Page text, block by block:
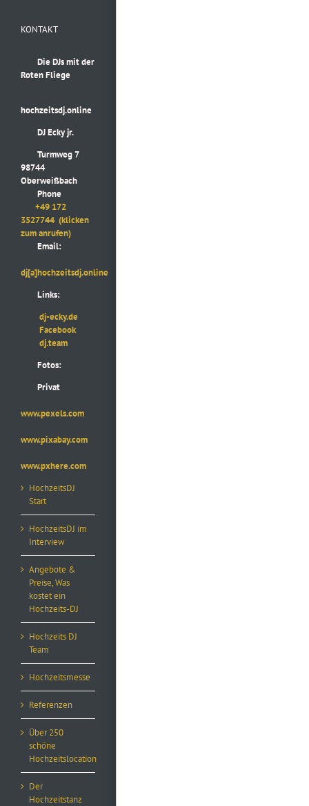
KONTAKT
Die DJs mit der
Roten Fliege
hochzeitsdj.online
DJ Ecky jr.
Turmweg 7
98744
Oberweißbach
Phone
+49 172
3527744 (klicken
zum anrufen)
Email:
dj[a]hochzeitsdj.online
Links:
dj-ecky.de
Facebook
dj.team
Fotos:
Privat
www.pexels.com
www.pixabay.com
www.pxhere.com
HochzeitsDJ
Start
HochzeitsDJ im
Interview
Angebote &
Preise, Was
kostet ein
Hochzeits-DJ
Hochzeits DJ
Team
Hochzeitsmesse
Referenzen
Über 250
schöne
Hochzeitslocation
Der
Hochzeitstanz